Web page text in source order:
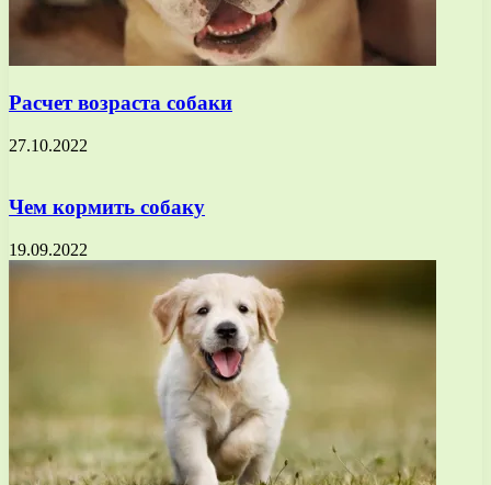
Расчет возраста собаки
27.10.2022
Чем кормить собаку
19.09.2022